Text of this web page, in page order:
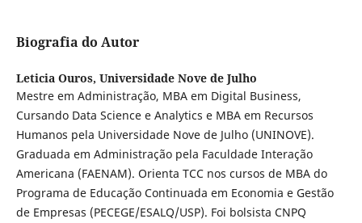
Biografia do Autor
Leticia Ouros, Universidade Nove de Julho
Mestre em Administração, MBA em Digital Business,
Cursando Data Science e Analytics e MBA em Recursos
Humanos pela Universidade Nove de Julho (UNINOVE).
Graduada em Administração pela Faculdade Interação
Americana (FAENAM). Orienta TCC nos cursos de MBA do
Programa de Educação Continuada em Economia e Gestão
de Empresas (PECEGE/ESALQ/USP). Foi bolsista CNPQ